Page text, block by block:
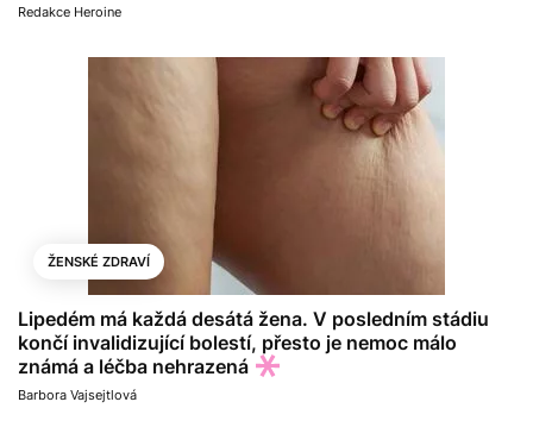
Redakce Heroine
ŽENSKÉ ZDRAVÍ
Lipedém má každá desátá žena. V posledním stádiu
končí invalidizující bolestí, přesto je nemoc málo
známá a léčba nehrazená
Barbora Vajsejtlová